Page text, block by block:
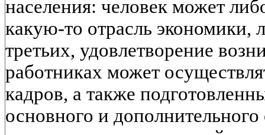
населения: человек может
какую-то отрасль экономики,
третьих, удовлетворение
работниках может
кадров, а также
основного и